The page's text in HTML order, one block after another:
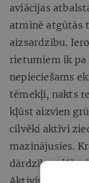
aviācijas
atmīnē atgūtās
aizsardzību.
rietumiem ik pa
nepieciešams
tēmekļi, nakts
kļūst aizvien
cilvēki aktīvi
mazinājusies.
dārdzības dēļ
Aktīvisti vairs